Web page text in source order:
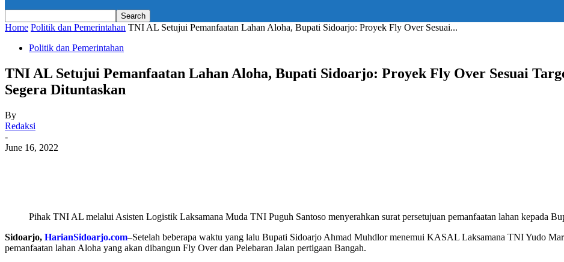
Home Politik dan Pemerintahan TNI AL Setujui Pemanfaatan Lahan Aloha, Bupati Sidoarjo: Proyek Fly Over Sesuai...
Politik dan Pemerintahan
TNI AL Setujui Pemanfaatan Lahan Aloha, Bupati Sidoarjo: Proyek Fly Over Sesuai
Segera Dituntaskan
By
Redaksi
-
June 16, 2022
Pihak TNI AL melalui Asisten Logistik Laksamana Muda TNI Puguh Santoso menyerahkan surat persetujuan pemanfaatan lahan kepada
Sidoarjo, HarianSidoarjo.com–Setelah beberapa waktu yang lalu Bupati Sidoarjo Ahmad Muhdlor menemui KASAL Laksamana TNI Yudo
pemanfaatan lahan Aloha yang akan dibangun Fly Over dan Pelebaran Jalan pertigaan Bangah.